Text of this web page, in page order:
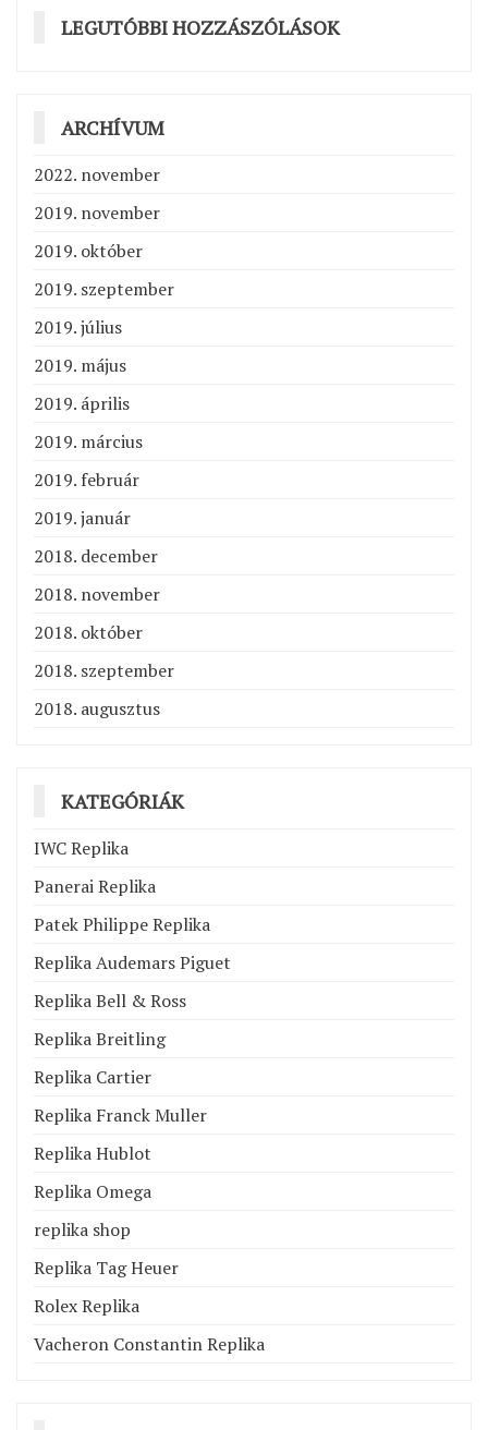
LEGUTÓBBI HOZZÁSZÓLÁSOK
ARCHÍVUM
2022. november
2019. november
2019. október
2019. szeptember
2019. július
2019. május
2019. április
2019. március
2019. február
2019. január
2018. december
2018. november
2018. október
2018. szeptember
2018. augusztus
KATEGÓRIÁK
IWC Replika
Panerai Replika
Patek Philippe Replika
Replika Audemars Piguet
Replika Bell & Ross
Replika Breitling
Replika Cartier
Replika Franck Muller
Replika Hublot
Replika Omega
replika shop
Replika Tag Heuer
Rolex Replika
Vacheron Constantin Replika